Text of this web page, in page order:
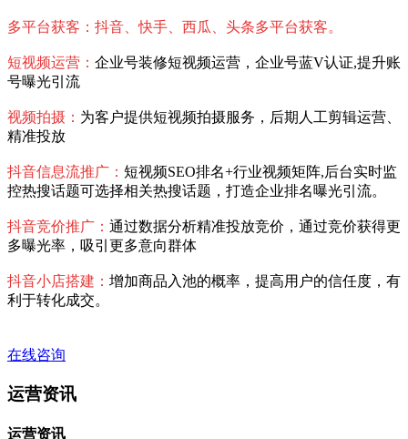
多平台获客：抖音、快手、西瓜、头条多平台获客。
短视频运营： 企业号装修短视频运营，企业号蓝V认证,提升账
号曝光引流
视频拍摄： 为客户提供短视频拍摄服务，后期人工剪辑运营、
精准投放
抖音信息流推广： 短视频SEO排名+行业视频矩阵,后台实时监
控热搜话题可选择相关热搜话题，打造企业排名曝光引流。
抖音竞价推广： 通过数据分析精准投放竞价，通过竞价获得更
多曝光率，吸引更多意向群体
抖音小店搭建： 增加商品入池的概率，提高用户的信任度，有
利于转化成交。
在线咨询
运营资讯
运营资讯